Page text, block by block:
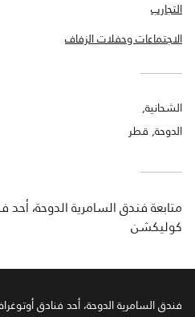
التجارب
الاجتماعات وحفلات الزفاف
الشحانية,
الدوحة, قطر
متابعةفندق السامرية الدوحة، أحد
كوليكشن
فندق السامرية الدوحة، أحد فنادق